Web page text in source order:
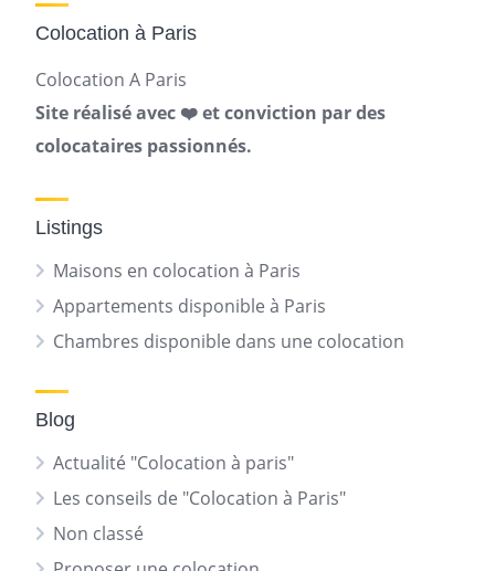
Colocation à Paris
Colocation A Paris
Site réalisé avec ❤️ et conviction par des
colocataires passionnés.
Listings
Maisons en colocation à Paris
Appartements disponible à Paris
Chambres disponible dans une colocation
Blog
Actualité "Colocation à paris"
Les conseils de "Colocation à Paris"
Non classé